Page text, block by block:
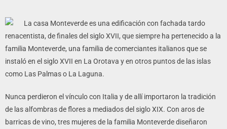
La casa Monteverde es una edificación con fachada tardo
renacentista, de finales del siglo XVII, que siempre ha pertenecido a la
familia Monteverde, una familia de comerciantes italianos que se
instaló en el siglo XVII en La Orotava y en otros puntos de las islas
como Las Palmas o La Laguna.
Nunca perdieron el vínculo con Italia y de allí importaron la tradición
de las alfombras de flores a mediados del siglo XIX. Con aros de
barricas de vino, tres mujeres de la familia Monteverde diseñaron